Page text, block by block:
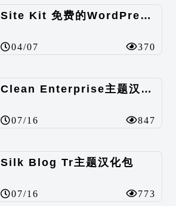
Site Kit 免费的WordPress数据统计插件
04/07 370
Clean Enterprise主题汉化包
07/16 847
Silk Blog Tr主题汉化包
07/16 773